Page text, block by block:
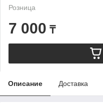
Розница
7 000 ₸
Описание Доставка